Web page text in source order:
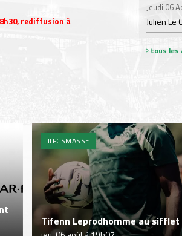
rediffusion à
Jeudi 06
Julien Le
tous les
#FCSMASSE
Tifenn Leprodhomme au sifflet